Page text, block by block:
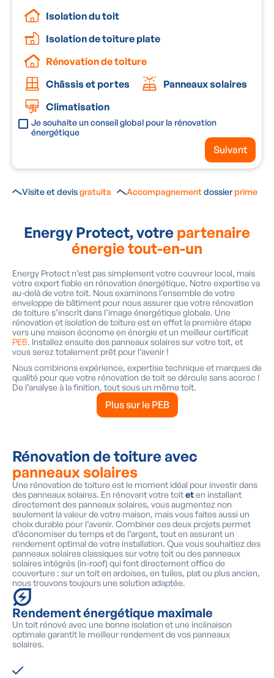
Isolation du toit
Isolation de toiture plate
Rénovation de toiture
Châssis et portes
Panneaux solaires
Climatisation
Je souhaite un conseil global pour la rénovation
énergétique
Suivant
Visite et devisgratuits Accompagnementdossierprime
Energy Protect, votre partenaire
énergie tout-en-un
Energy Protect n’est pas simplement votre couvreur local, mais
votre expert fiable en rénovation énergétique. Notre expertise va
au-delà de votre toit. Nous examinons l’ensemble de votre
enveloppe de bâtiment pour nous assurer que votre rénovation
de toiture s’inscrit dans l’image énergétique globale. Une
rénovation et isolation de toiture est en effet la première étape
vers une maison économe en énergie et un meilleur certificat
PEB. Installez ensuite des panneaux solaires sur votre toit, et
vous serez totalement prêt pour l’avenir !
Nous combinons expérience, expertise technique et marques de
qualité pour que votre rénovation de toit se déroule sans accroc !
De l’analyse à la finition, tout sous un même toit.
Plus sur le PEB
Rénovation de toiture avec
panneaux solaires
Une rénovation de toiture est le moment idéal pour investir dans
des panneaux solaires. En rénovant votre toiteten installant
directement des panneaux solaires, vous augmentez non
seulement la valeur de votre maison, mais vous faites aussi un
choix durable pour l’avenir. Combiner ces deux projets permet
d’économiser du temps et de l’argent, tout en assurant un
rendement optimal de votre installation. Que vous souhaitiez des
panneaux solaires classiques sur votre toit ou des panneaux
solaires intégrés (in-roof) qui font directement office de
couverture : sur un toit en ardoises, en tuiles, plat ou plus ancien,
nous trouvons toujours une solution adaptée.
Rendement énergétique maximale
Un toit rénové avec une bonne isolation et une inclinaison
optimale garantit le meilleur rendement de vos panneaux
solaires.